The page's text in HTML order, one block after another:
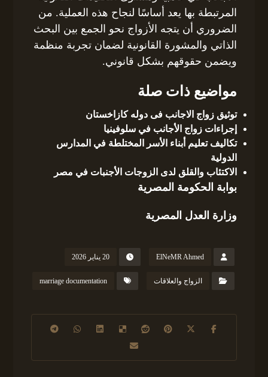
المرتبطة بها يعد أساسًا لنجاح هذه العملية. من
الضروري أن يتجه الأزواج نحو الجمع بين البحث
الذاتي والمشورة القانونية لضمان تجربة منظمة
ويضمن حقوقهم بشكل قانوني.
مواضيع ذات صلة
توثيق زواج الاجانب فى دوله كازاخستان
إجراءات زواج الأجانب في سلوفينيا
تكاليف تعليم أبناء الأسر المختلطة في المدارس
الدولية
الاكتئاب والقلق لدى الزوجات الأجنبات في مصر
بوابة الحكومة المصرية
وزارة العدل المصرية
ElNeMR Ahmed 20 يناير 2026
الزواج والعلاقات marriage documentation